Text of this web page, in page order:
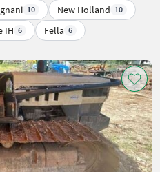
10 New Holland 10
IH 6 Fella 6